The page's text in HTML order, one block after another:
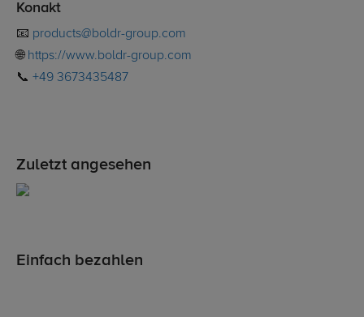
Konakt
📧 products@boldr-group.com
🌐 https://www.boldr-group.com
📞 +49 3673435487
Zuletzt angesehen
Einfach bezahlen